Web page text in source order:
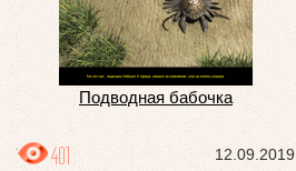
Подводная бабочка
12.09.2019
401